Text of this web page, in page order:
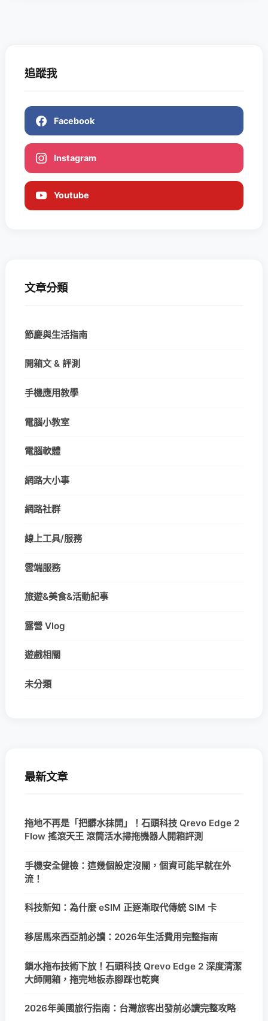
追蹤我
Facebook
Instagram
Youtube
文章分類
節慶與生活指南
開箱文 & 評測
手機應用教學
電腦小教室
電腦軟體
網路大小事
網路社群
線上工具/服務
雲端服務
旅遊&美食&活動記事
露營 Vlog
遊戲相關
未分類
最新文章
拖地不再是「把髒水抹開」！石頭科技 Qrevo Edge 2
Flow 搖滾天王 滾筒活水掃拖機器人開箱評測
手機安全健檢：這幾個設定沒關，個資可能早就在外
流！
科技新知：為什麼 eSIM 正逐漸取代傳統 SIM 卡
移居馬來西亞前必讀：2026年生活費用完整指南
鎖水拖布技術下放！石頭科技 Qrevo Edge 2 深度清潔
大師開箱，拖完地板赤腳踩也乾爽
2026年美國旅行指南：台灣旅客出發前必讀完整攻略